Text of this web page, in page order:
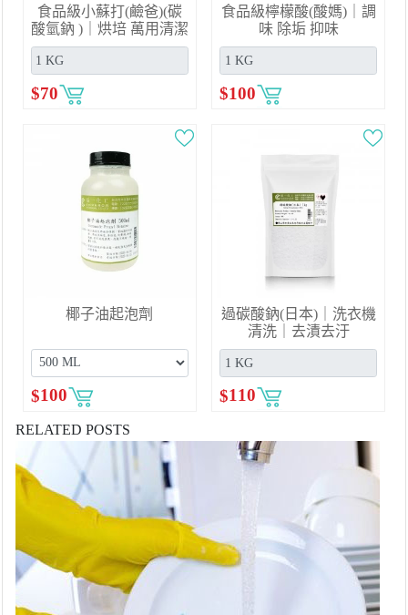
食品級小蘇打(鹼爸)(碳
酸氫鈉 )｜烘培 萬用清潔
$70
食品級檸檬酸(酸媽)｜調
味 除垢 抑味
$100
椰子油起泡劑
$100
過碳酸鈉(日本)｜洗衣機
清洗｜去漬去汙
$110
RELATED POSTS